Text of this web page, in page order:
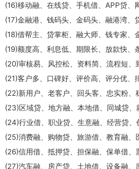
(16)移动融、在线贷、手机借、APP贷、
(17)金融港、钱码头、金码头、融港湾、
(18)借帮主、贷掌柜、融大师、钱专家、
(19)额度高、利息低、期限长、放款快、
(20)审核易、风控松、资料简、流程短、
(21)客户多、口碑好、评价高、评分优、
(22)新用户、老客户、回头客、忠实粉、
(23)区域贷、地方融、本地借、同城贷、
(24)行业借、职业贷、生意融、经营贷、
(25)消费融、购物贷、旅游借、教育融、
(26)信用借、抵押贷、担保融、保单借、
(27)汽车融、房产贷、土地借、设备融、